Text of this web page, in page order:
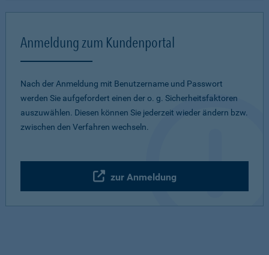
Anmeldung zum Kundenportal
Nach der Anmeldung mit Benutzername und Passwort
werden Sie aufgefordert einen der o. g. Sicherheitsfaktoren
auszuwählen. Diesen können Sie jederzeit wieder ändern bzw.
zwischen den Verfahren wechseln.
zur Anmeldung